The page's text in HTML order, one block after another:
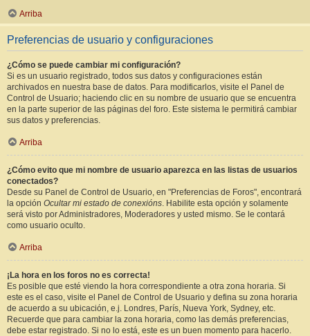
Arriba
Preferencias de usuario y configuraciones
¿Cómo se puede cambiar mi configuración?
Si es un usuario registrado, todos sus datos y configuraciones están
archivados en nuestra base de datos. Para modificarlos, visite el Panel de
Control de Usuario; haciendo clic en su nombre de usuario que se encuentra
en la parte superior de las páginas del foro. Este sistema le permitirá cambiar
sus datos y preferencias.
Arriba
¿Cómo evito que mi nombre de usuario aparezca en las listas de usuarios
conectados?
Desde su Panel de Control de Usuario, en "Preferencias de Foros", encontrará
la opción Ocultar mi estado de conexións. Habilite esta opción y solamente
será visto por Administradores, Moderadores y usted mismo. Se le contará
como usuario oculto.
Arriba
¡La hora en los foros no es correcta!
Es posible que esté viendo la hora correspondiente a otra zona horaria. Si
este es el caso, visite el Panel de Control de Usuario y defina su zona horaria
de acuerdo a su ubicación, e.j. Londres, París, Nueva York, Sydney, etc.
Recuerde que para cambiar la zona horaria, como las demás preferencias,
debe estar registrado. Si no lo está, este es un buen momento para hacerlo.